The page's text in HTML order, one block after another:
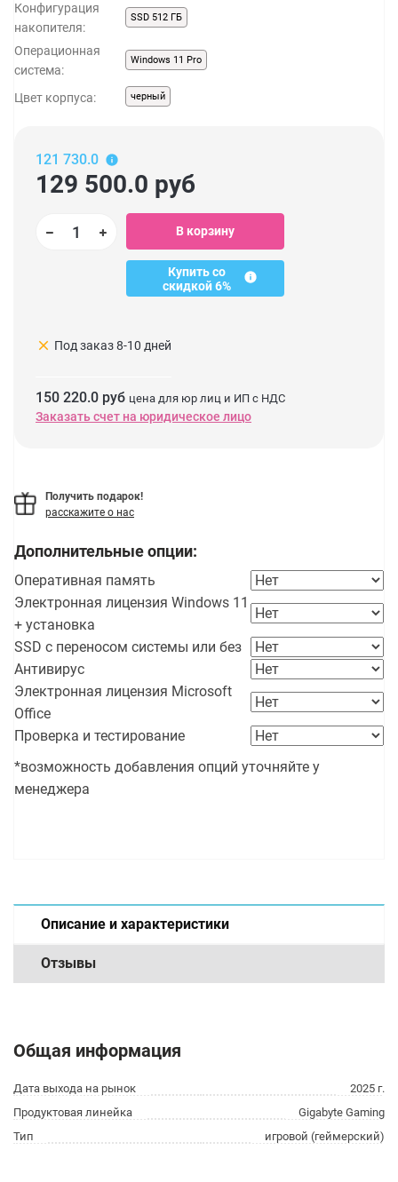
Конфигурация
накопителя:
SSD 512 ГБ
Операционная
система:
Windows 11 Pro
Цвет корпуса: черный
121 730.0
129 500.0 руб
В корзину
Купить со
скидкой 6%
clear Под заказ 8-10 дней
150 220.0 руб цена для юр лиц и ИП с НДС
Заказать счет на юридическое лицо
Получить подарок!
расскажите о нас
Дополнительные опции:
Оперативная память
Электронная лицензия Windows 11
+ установка
SSD с переносом системы или без
Антивирус
Электронная лицензия Microsoft
Office
Проверка и тестирование
*возможность добавления опций уточняйте у
менеджера
Описание и характеристики
Отзывы
Общая информация
Дата выхода на рынок
2025 г.
Продуктовая линейка
Gigabyte Gaming
Тип
игровой (геймерский)